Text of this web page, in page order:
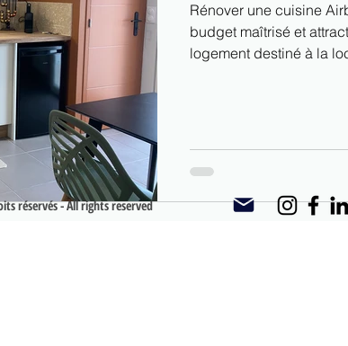
Rénover une cuisine
budget maîtrisé et attractivité
logement destiné à la
réservés - All rights reserved